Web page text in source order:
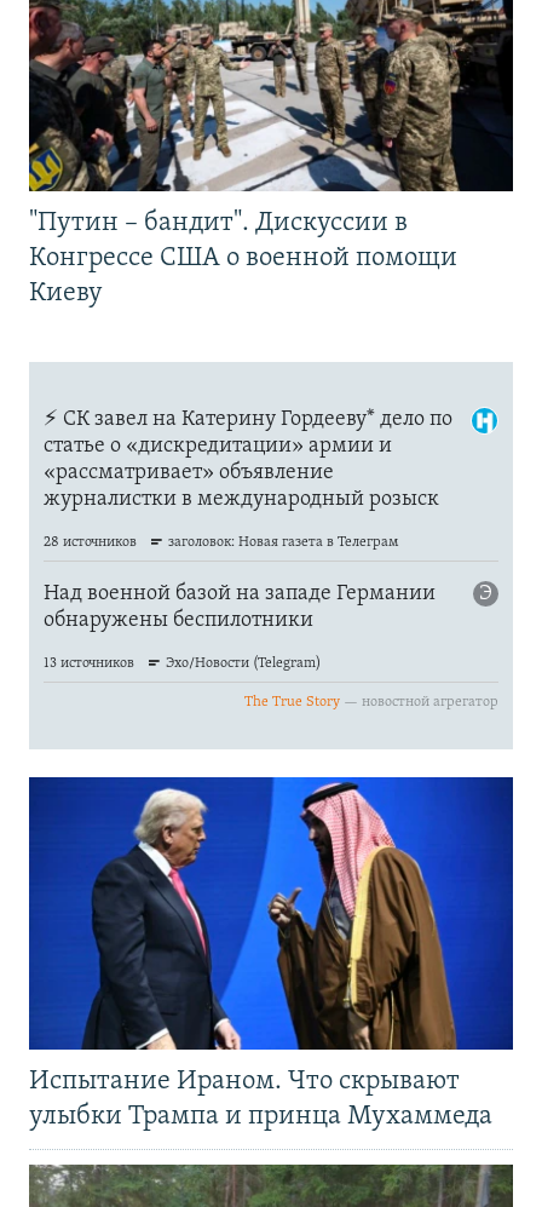
"Путин – бандит". Дискуссии в
Конгрессе США о военной помощи
Киеву
Испытание Ираном. Что скрывают
улыбки Трампа и принца Мухаммеда